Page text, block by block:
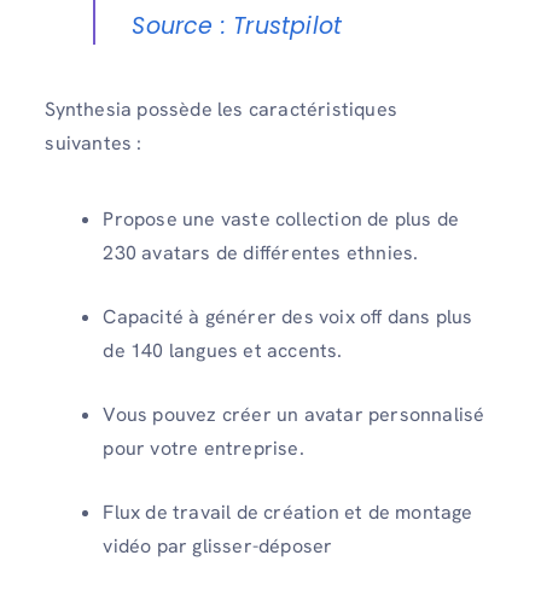
Source : Trustpilot
Synthesia possède les caractéristiques
suivantes :
Propose une vaste collection de plus de
230 avatars de différentes ethnies.
Capacité à générer des voix off dans plus
de 140 langues et accents.
Vous pouvez créer un avatar personnalisé
pour votre entreprise.
Flux de travail de création et de montage
vidéo par glisser-déposer